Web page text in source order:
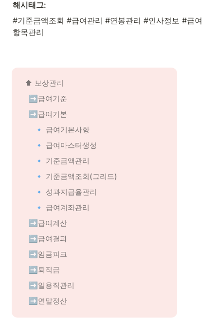
해시태그:
#기준금액조회 #급여관리 #연봉관리 #인사정보 #급여
항목관리
⬆️ 보상관리
➡️급여기준
➡️급여기본
🔹 급여기본사항
🔹 급여마스터생성
🔹 기준금액관리
🔹 기준금액조회(그리드)
🔹 성과지급율관리
🔹 급여계좌관리
➡️급여계산
➡️급여결과
➡️임금피크
➡️퇴직금
➡️일용직관리
➡️연말정산